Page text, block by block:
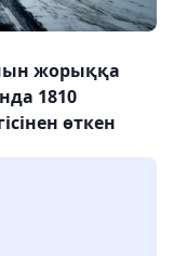
жорыққа
1810
өткен